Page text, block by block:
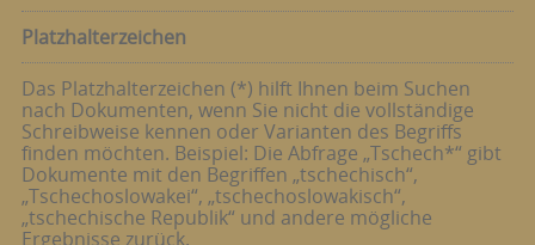
Platzhalterzeichen
Das Platzhalterzeichen (*) hilft Ihnen beim Suchen
nach Dokumenten, wenn Sie nicht die vollständige
Schreibweise kennen oder Varianten des Begriffs
finden möchten. Beispiel: Die Abfrage „Tschech*“ gibt
Dokumente mit den Begriffen „tschechisch“,
„Tschechoslowakei“, „tschechoslowakisch“,
„tschechische Republik“ und andere mögliche
Ergebnisse zurück.